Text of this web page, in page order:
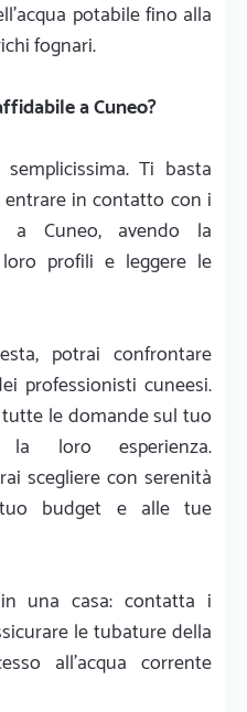
potabile fino alla
fognari.
a Cuneo?
Ti basta
in contatto con i
a Cuneo, avendo la
profili e leggere le
potrai confrontare
professionisti cuneesi.
le domande sul tuo
loro esperienza.
scegliere con serenità
budget e alle tue
una casa: contatta i
le tubature della
all'acqua corrente